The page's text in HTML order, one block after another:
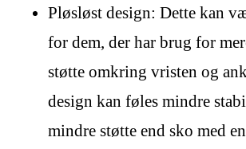
Pløsløst design: Dette kan
for dem, der har brug for
støtte omkring vristen og
design kan føles mindre
mindre støtte end sko med